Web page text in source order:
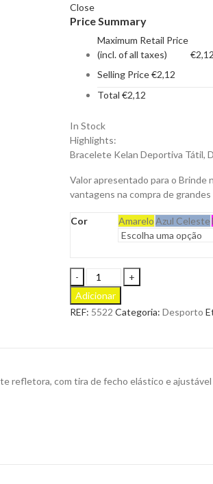
Close
Price Summary
Maximum Retail Price
(incl. of all taxes)
€2,12
Selling Price€2,12
Total €2,12
In Stock
Highlights:
Bracelete Kelan Deportiva Tátil,
Valor apresentado para o Brinde
vantagens na compra de
Cor AmareloAzul Celeste
Bracelete
Kelan
Deportiva
Tátil
Adicionar
REF: 5522 Categoria: Desporto
com tira de fecho elástico e